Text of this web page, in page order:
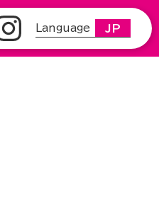
Language JP